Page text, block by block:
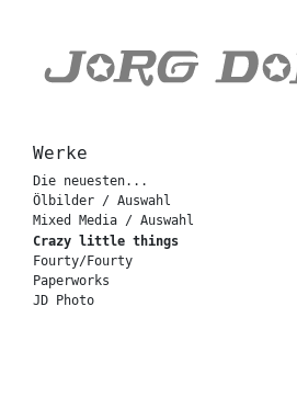
Werke
Die neuesten...
Ölbilder / Auswahl
Mixed Media / Auswahl
Crazy little things
Fourty/Fourty
Paperworks
JD Photo